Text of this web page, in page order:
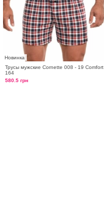
Новинка
Трусы мужские Cornette 008 - 19 Comfort
164
580.5 грн